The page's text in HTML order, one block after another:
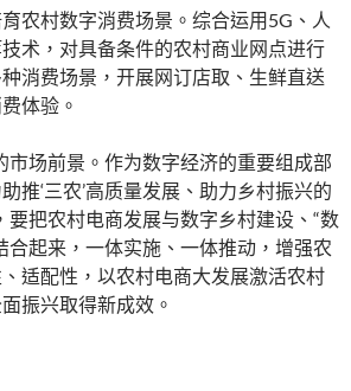
育农村数字消费场景。综合运用5G、人
术，对具备条件的农村商业网点进行
消费场景，开展网订店取、生鲜直送
体验。
市场前景。作为数字经济的重要组成部
推‘三农’高质量发展、助力乡村振兴的
要把农村电商发展与数字乡村建设、“数
合起来，一体实施、一体推动，增强农
适配性，以农村电商大发展激活农村
振兴取得新成效。